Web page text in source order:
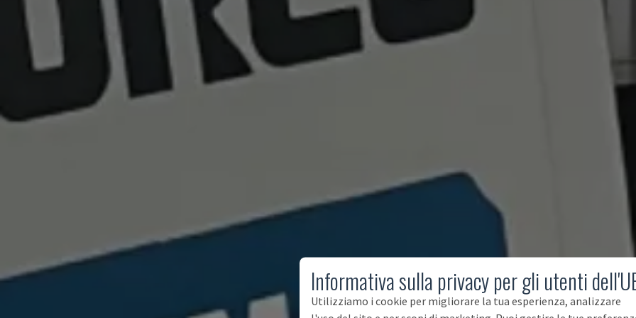
Informativa sulla privacy per gli utenti
Utilizziamo i cookie per migliorare la tua esperienza, analizzare